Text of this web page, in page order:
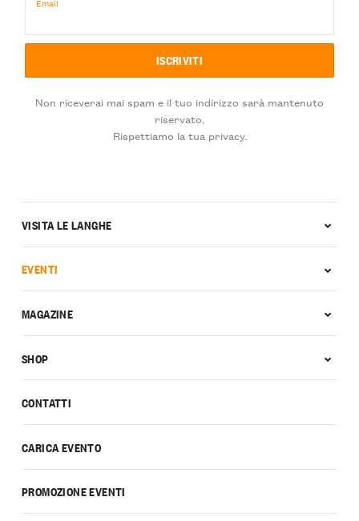
Non riceverai mai spam e il tuo indirizzo sarà mantenuto
riservato.
Rispettiamo la tua privacy.
CONTATTI
CARICA EVENTO
PROMOZIONE EVENTI
VISITA LE LANGHE
EVENTI
MAGAZINE
SHOP